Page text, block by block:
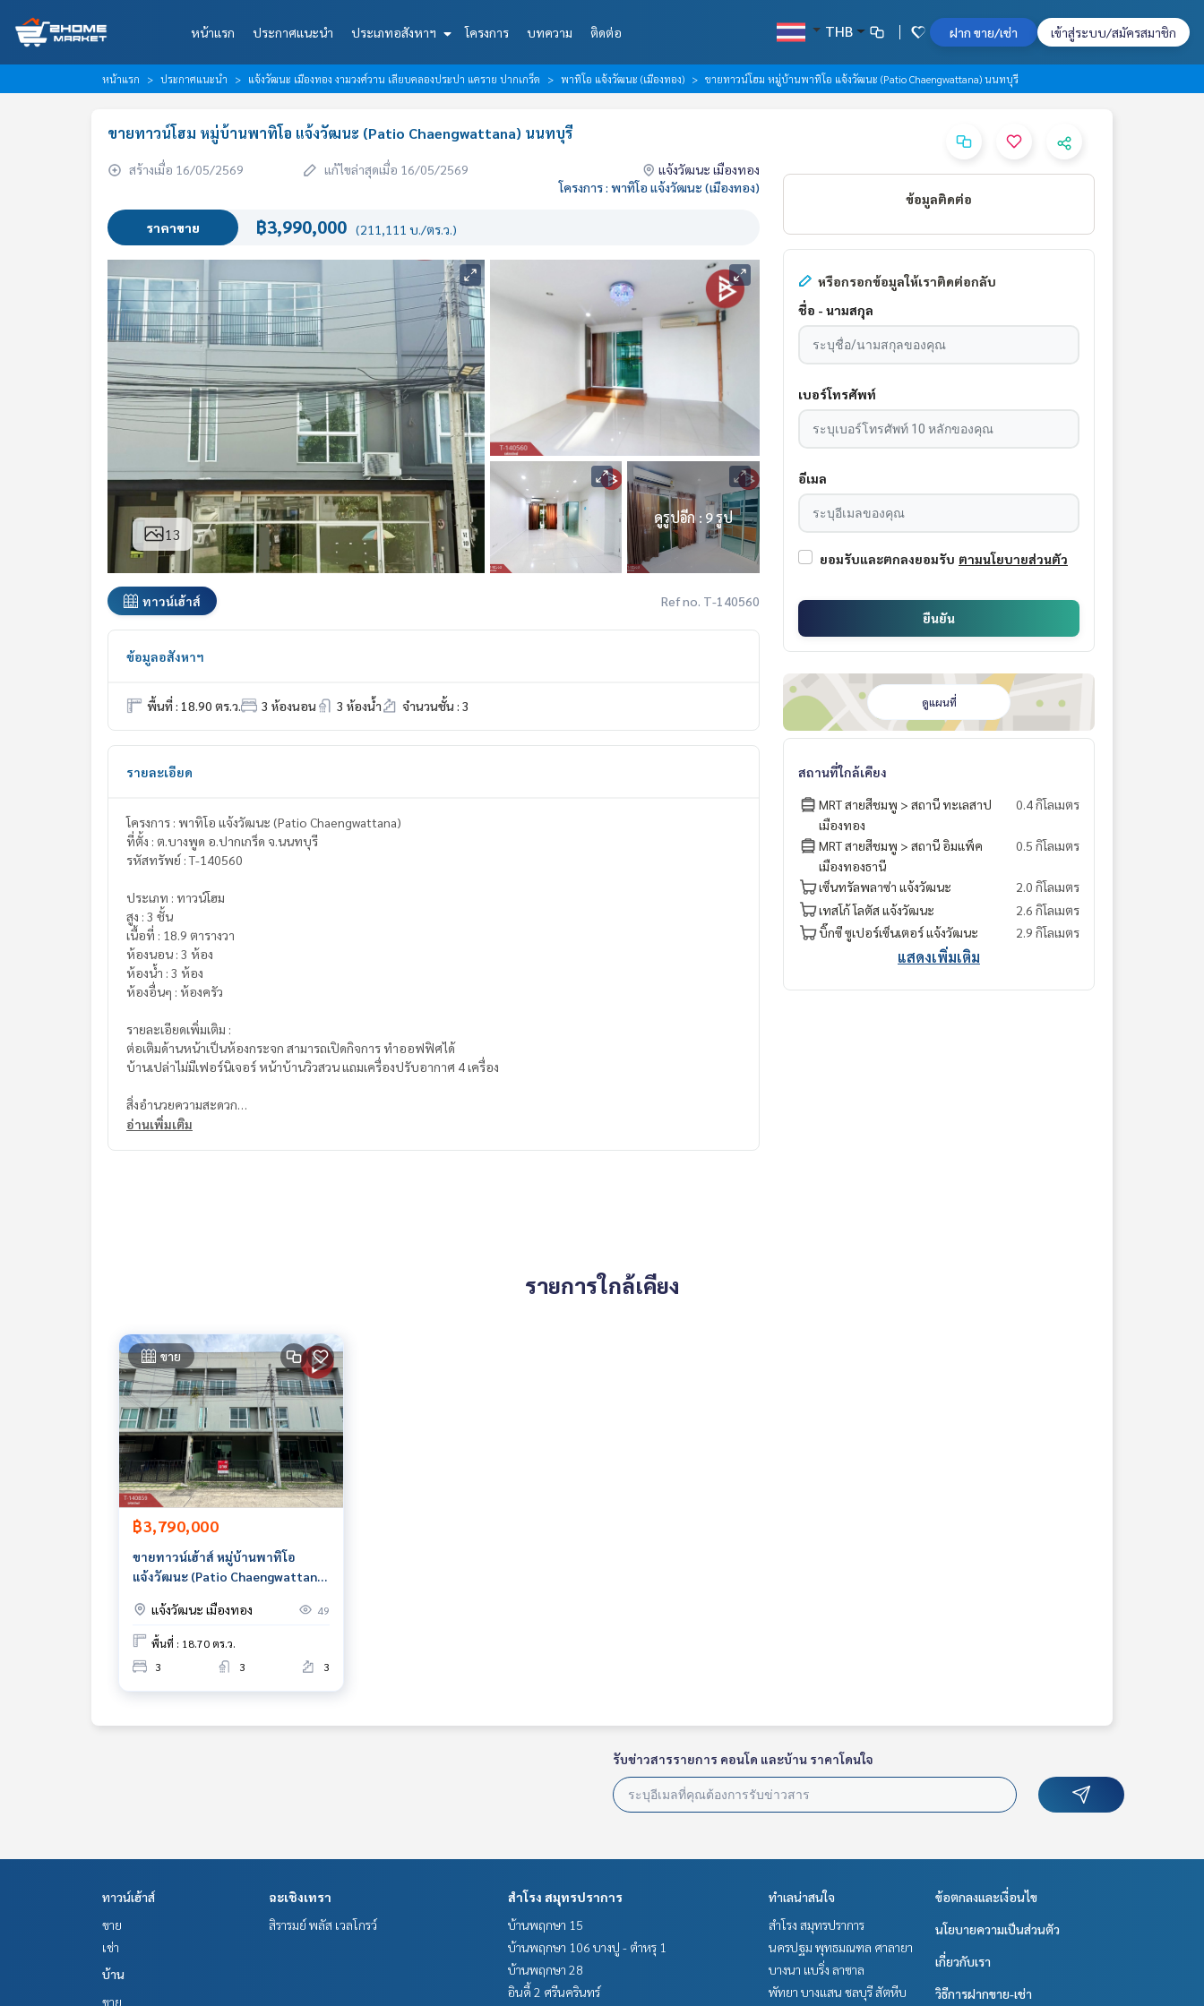
หน้าแรก ประกาศแนะนำ ประเภทอสังหาฯ โครงการ บทความ ติดต่อ THB ฝาก ขาย/เช่า เข้าสู่ระบบ/สมัครสมาชิก
หน้าแรก ประกาศแนะนำ แจ้งวัฒนะ เมืองทอง งามวงศ์วาน เลียบคลองประปา แคราย ปากเกร็ด พาทิโอ แจ้งวัฒนะ (เมืองทอง) ขายทาวน์โฮม หมู่บ้านพาทิโอ แจ้งวัฒนะ (Patio Chaengwattana) นนทบุรี
ขายทาวน์โฮม หมู่บ้านพาทิโอ แจ้งวัฒนะ (Patio Chaengwattana) นนทบุรี
สร้างเมื่อ 16/05/2569 แก้ไขล่าสุดเมื่อ 16/05/2569
แจ้งวัฒนะ เมืองทอง
โครงการ : พาทิโอ แจ้งวัฒนะ (เมืองทอง)
ราคาขาย ฿3,990,000 (211,111 บ./ตร.ว.)
13
ดูรูปอีก : 9 รูป
ทาวน์เฮ้าส์ Ref no. T-140560
ข้อมูลอสังหาฯ
พื้นที่ : 18.90 ตร.ว. 3 ห้องนอน 3 ห้องน้ำ จำนวนชั้น : 3
รายละเอียด
โครงการ : พาทิโอ แจ้งวัฒนะ (Patio Chaengwattana)
ที่ตั้ง : ต.บางพูด อ.ปากเกร็ด จ.นนทบุรี
รหัสทรัพย์ : T-140560
ประเภท : ทาวน์โฮม
สูง : 3 ชั้น
เนื้อที่ : 18.9 ตารางวา
ห้องนอน : 3 ห้อง
ห้องน้ำ : 3 ห้อง
ห้องอื่นๆ : ห้องครัว
รายละเอียดเพิ่มเติม :
ต่อเติมด้านหน้าเป็นห้องกระจก สามารถเปิดกิจการ ทำออฟฟิศได้
บ้านเปล่าไม่มีเฟอร์นิเจอร์ หน้าบ้านวิวสวน แถมเครื่องปรับอากาศ 4 เครื่อง
สิ่งอำนวยความสะดวก
- สวนสาธารณะ
สนใจสอบถามข้อมูลเพิ่มเติม หรือ นัดชมบ้านได้ที่
Tel :0949896289บี (รหัสตัวแทน 3001)
Line ID :0949896289
Callcenter :02-047-4282
สนใจดูทรัพย์อื่นๆ เพิ่มเติม มากกว่า 3,000 รายการ
www.tb.co.th
The Best Property Agent CO,.LTD. ผู้นำด้านธุรกิจนายหน้า ตัวแทนอสังหาริมทรัพย์ครบวงจร ด้วยความเป็นมืออาชีพ ใช้เ
ทคโนโลยี และ นวัตกรรมที่สร้างสรรค์ เพื่อส่งมอบบริการที่ดีที่สุดเพื่อคุณ ให้บริการด้าน ซื้อ ขาย เช่า อสังหาริมทรัพย์
อ่านเพิ่มเติม
ข้อมูลติดต่อ
หรือกรอกข้อมูลให้เราติดต่อกลับ
ชื่อ - นามสกุล
เบอร์โทรศัพท์
อีเมล
ยอมรับและตกลงยอมรับ ตามนโยบายส่วนตัว
ยืนยัน
ดูแผนที่
สถานที่ใกล้เคียง
MRT สายสีชมพู > สถานี ทะเลสาป
เมืองทอง
0.4 กิโลเมตร
MRT สายสีชมพู > สถานี อิมแพ็ค
เมืองทองธานี
0.5 กิโลเมตร
เซ็นทรัลพลาซ่า แจ้งวัฒนะ
2.0 กิโลเมตร
เทสโก้ โลตัส แจ้งวัฒนะ
2.6 กิโลเมตร
บิ๊กซี ซูเปอร์เซ็นเตอร์ แจ้งวัฒนะ
2.9 กิโลเมตร
แสดงเพิ่มเติม
รายการใกล้เคียง
ขาย
฿3,790,000
ขายทาวน์เฮ้าส์ หมู่บ้านพาทิโอ
แจ้งวัฒนะ (Patio Chaengwattana)
แจ้งวัฒนะ เมืองทอง
49
พื้นที่ : 18.70 ตร.ว.
3
3 3
รับข่าวสารรายการ คอนโด และบ้าน ราคาโดนใจ
ทาวน์เฮ้าส์
ขาย
เช่า
บ้าน
ขาย
ฉะเชิงเทรา
สิรารมย์ พลัส เวลโกรว์
สำโรง สมุทรปราการ
บ้านพฤกษา 15
บ้านพฤกษา 106 บางปู - ตำหรุ 1
บ้านพฤกษา 28
อินดี้ 2 ศรีนครินทร์
ทำเลน่าสนใจ
สำโรง สมุทรปราการ
นครปฐม พุทธมณฑล ศาลายา
บางนา แบริ่ง ลาซาล
พัทยา บางแสน ชลบุรี สัตหีบ
ข้อตกลงและเงื่อนไข
นโยบายความเป็นส่วนตัว
เกี่ยวกับเรา
วิธีการฝากขาย-เช่า